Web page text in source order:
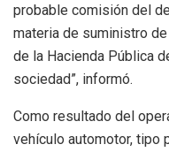
probable comisión del
materia de suministro
de la Hacienda Pública
sociedad”, informó.
Como resultado del
vehículo automotor, tipo